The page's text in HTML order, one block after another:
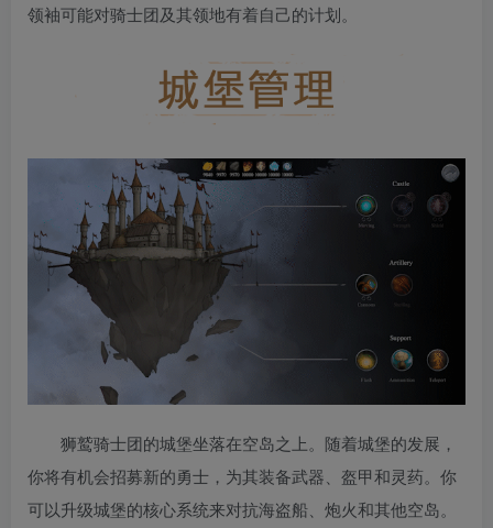
领袖可能对骑士团及其领地有着自己的计划。
狮鹫骑士团的城堡坐落在空岛之上。随着城堡的发展，
你将有机会招募新的勇士，为其装备武器、盔甲和灵药。你
可以升级城堡的核心系统来对抗海盗船、炮火和其他空岛。